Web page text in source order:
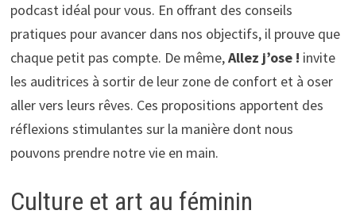
podcast idéal pour vous. En offrant des conseils
pratiques pour avancer dans nos objectifs, il prouve que
chaque petit pas compte. De même,Allez j’ose ! invite
les auditrices à sortir de leur zone de confort et à oser
aller vers leurs rêves. Ces propositions apportent des
réflexions stimulantes sur la manière dont nous
pouvons prendre notre vie en main.
Culture et art au féminin